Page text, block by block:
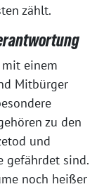
zählt.
einem
Mitbürger
zu den
und
gefährdet sind.
noch heißer